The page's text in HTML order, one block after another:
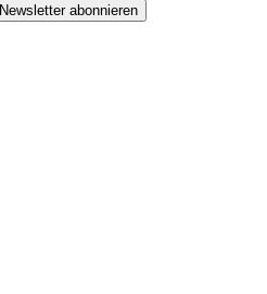
Newsletter abonnieren